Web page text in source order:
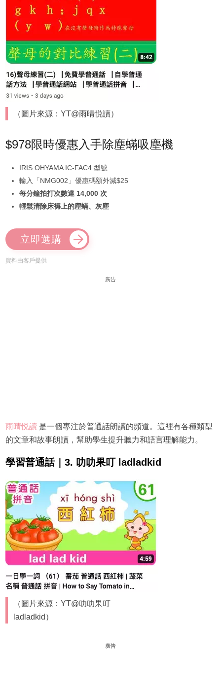
（圖片來源：YT@雨晴悦讀）
$978限時優惠入手除塵蟎吸塵機
IRIS OHYAMA IC-FAC4 型號
輸入「NMG002」優惠碼額外減$25
每分鐘拍打次數達 14,000 次
輕鬆清除床褥上的塵蟎、灰塵
立即選購
資料由客戶提供
廣告
雨晴悦讀是一個專注於普通話朗讀的頻道。這裡有各種類型
的文章和故事朗讀，幫助學生提升聽力和語言理解能力。
學習普通話｜3. 叻叻果叮 ladladkid
（圖片來源：YT@叻叻果叮
ladladkid）
廣告